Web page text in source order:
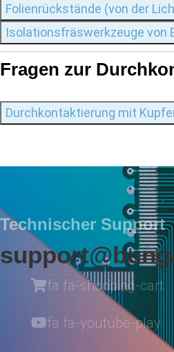
Folienrückstände (von der
Isolationsfräswerkzeuge von
Fragen zur
Durchkontaktierung mit
Technischer Support
fa fa-shopping-cart
fa fa-youtube-play